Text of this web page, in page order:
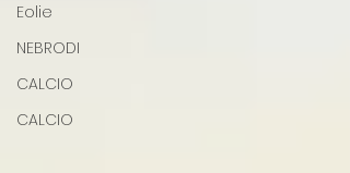
Eolie
NEBRODI
CALCIO
CALCIO